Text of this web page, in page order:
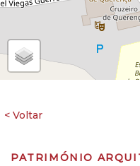
PATRIMÓNIO